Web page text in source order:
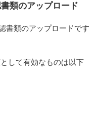
類のアップロード
書類のアップロードです
して有効なものは以下